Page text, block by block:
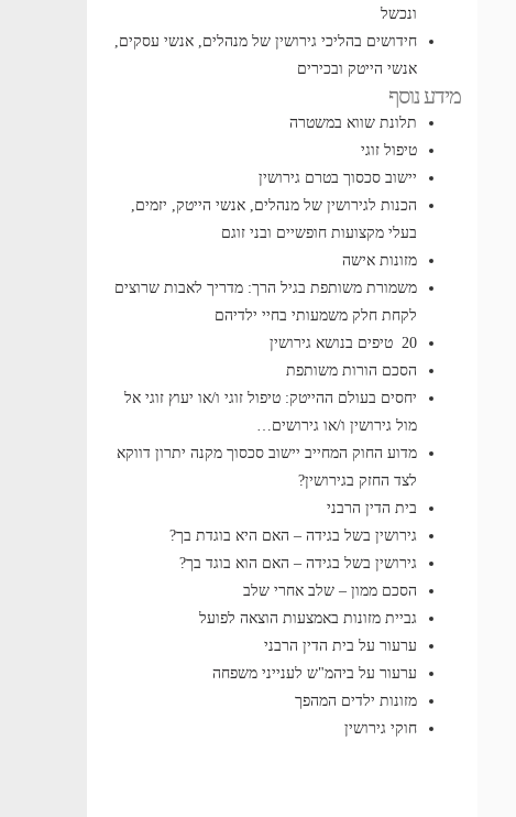
ונכשל
חידושים בהליכי גירושין של מנהלים, אנשי עסקים,
אנשי הייטק ובכירים
מידע נוסף
תלונת שווא במשטרה
טיפול זוגי
יישוב סכסוך בטרם גירושין
הכנות לגירושין של מנהלים, אנשי הייטק, יזמים,
בעלי מקצועות חופשיים ובני זוגם
מזונות אישה
משמורת משותפת בגיל הרך: מדריך לאבות שרוצים
לקחת חלק משמעותי בחיי ילדיהם
20 טיפים בנושא גירושין
הסכם הורות משותפת
יחסים בעולם ההייטק: טיפול זוגי ו/או יעוץ זוגי אל
מול גירושין ו/או גירושים…
מדוע החוק המחייב יישוב סכסוך מקנה יתרון דווקא
לצד החזק בגירושין?
בית הדין הרבני
גירושין בשל בגידה – האם היא בוגדת בך?
גירושין בשל בגידה – האם הוא בוגד בך?
הסכם ממון – שלב אחרי שלב
גביית מזונות באמצעות הוצאה לפועל
ערעור על בית הדין הרבני
ערעור על ביהמ"ש לענייני משפחה
מזונות ילדים המהפך
חוקי גירושין